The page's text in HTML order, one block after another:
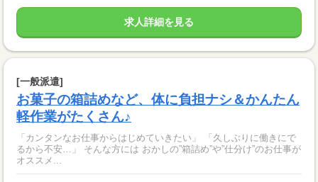
求人詳細を見る
[一般派遣]
お菓子の箱詰めなど、体に負担ナシ＆かんたん
軽作業がたくさん♪
「カンタンなお仕事からはじめていきたい」 「久しぶりに働きにで
るから不安…」 そんな方には おかしの”箱詰め”や”仕分け”のお仕事が
オススメ...